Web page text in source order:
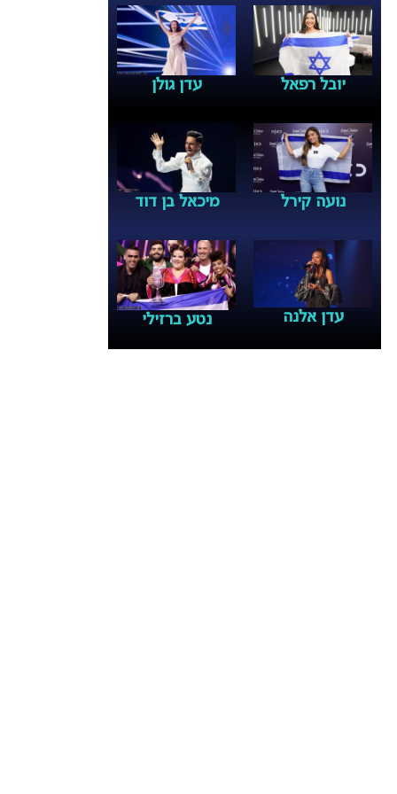
יובל רפאל עדן גולן
נועה קירל מיכאל בן דוד
עדן אלנה נטע ברזילי